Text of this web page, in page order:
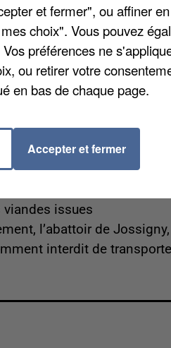
perdre ses arbres
se veut quand même
directeur il faut réfléchir
deperissent-dans-massif-
fera l’objet d’une
et de respect de
viandes issues
l’abattoir de Jossigny,
interdit de
et fermer", ou affiner
choix". Vous pouvez
préférences ne
ou retirer votre
en bas de chaque page.
Accepter et fermer